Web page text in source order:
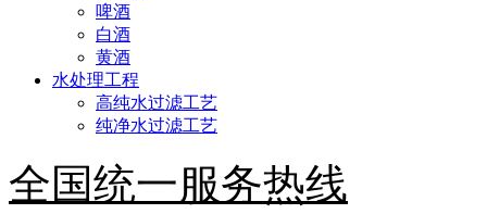
啤酒
白酒
黄酒
水处理工程
高纯水过滤工艺
纯净水过滤工艺
全国统一服务热线